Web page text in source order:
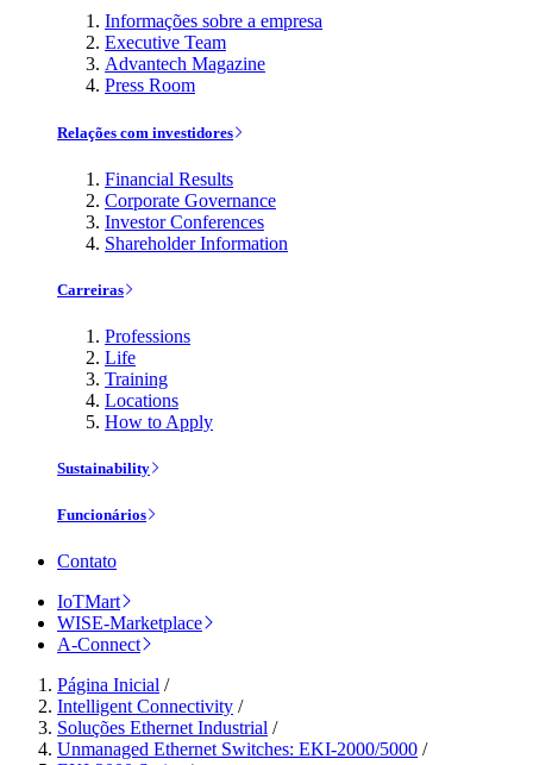
Informações sobre a empresa
Executive Team
Advantech Magazine
Press Room
Relações com investidores
Financial Results
Corporate Governance
Investor Conferences
Shareholder Information
Carreiras
Professions
Life
Training
Locations
How to Apply
Sustainability
Funcionários
Contato
IoTMart
WISE-Marketplace
A-Connect
Página Inicial /
Intelligent Connectivity /
Soluções Ethernet Industrial /
Unmanaged Ethernet Switches: EKI-2000/5000 /